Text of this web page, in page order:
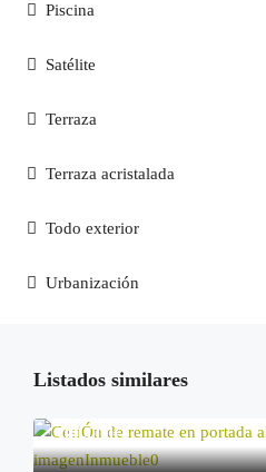
Piscina
Satélite
Terraza
Terraza acristalada
Todo exterior
Urbanización
Listados similares
100.000€